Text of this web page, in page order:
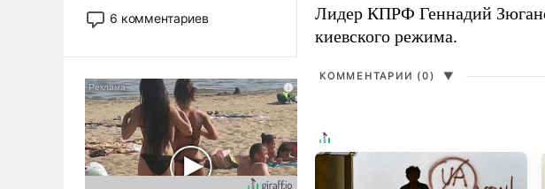
США потребуется более трех
лет. Даже небольшая война с
Сложившаяся ситуация
означает многолетний период
уязвимости США, например,
перед Китаем.
6 комментариев Лидер КПРФ Геннадий
киевского режима.
КОММЕНТАРИИ (0) ▼